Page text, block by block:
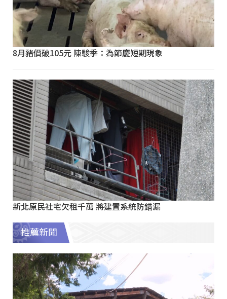
8月豬價破105元 陳駿季：為節慶短期現象
新北原民社宅欠租千萬 將建置系統防錯漏
推薦新聞